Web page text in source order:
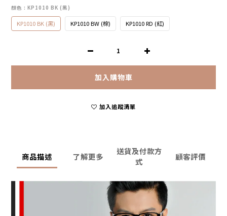
顏色 : KP1010 BK (黑)
KP1010 BK (黑) KP1010 BW (棕) KP1010 RD (紅)
加入購物車
加入追蹤清單
商品描述 了解更多
送貨及付款方
式
顧客評價